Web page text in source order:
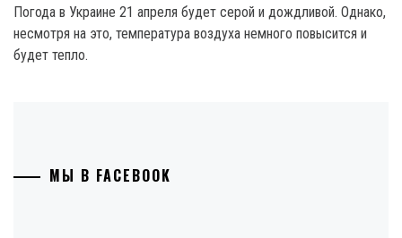
Погода в Украине 21 апреля будет серой и дождливой. Однако,
несмотря на это, температура воздуха немного повысится и
будет тепло.
МЫ В FACEBOOK